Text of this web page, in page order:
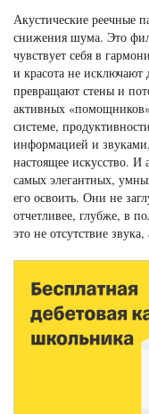
Акустические реечные
снижения шума. Это
чувствует себя в
и красота не
превращают стены и
активных
системе,
информацией и
настоящее искусство.
самых элегантных,
его освоить. Они не
отчетливее, глубже, в
это не отсутствие